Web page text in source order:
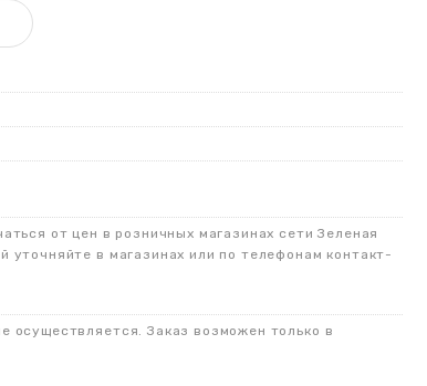
от цен в розничных магазинах сети Зеленая
уточняйте в магазинах или по телефонам контакт-
осуществляется. Заказ возможен только в